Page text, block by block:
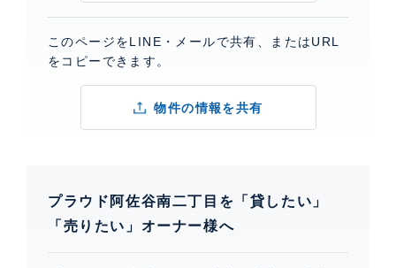
このページをLINE・メールで共有、またはURL
をコピーできます。
物件の情報を共有
プラウド阿佐谷南二丁目を「貸したい」
「売りたい」オーナー様へ